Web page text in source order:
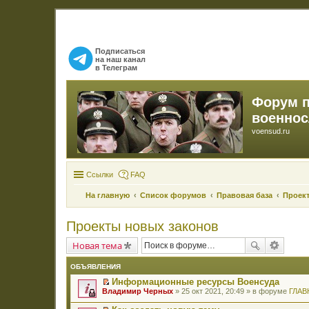
Подписаться
на наш канал
в Телеграм
Форум
voensud.ru
Ссылки FAQ
На главную Список форумов Правовая база
Проекты новых законов
Новая тема
ОБЪЯВЛЕНИЯ
П
р
Информационные ресурсы Военсуда
Владимир Черных » 25 окт 2021, 20:49 » в форуме